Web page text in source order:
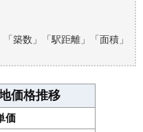
が買える？
築数」「駅距離」「面積」
価格推移
価